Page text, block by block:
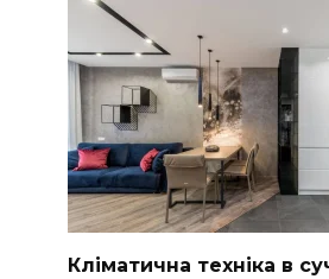
Кліматична техніка в